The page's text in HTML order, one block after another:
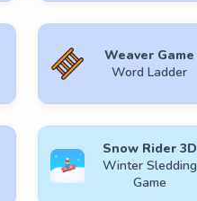
Weaver Game
Word Ladder
Snow Rider 3D
Winter Sledding
Game